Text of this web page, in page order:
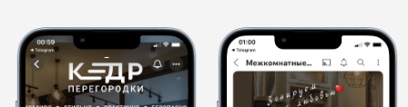
Москва, ул. Горбунова, 2с28
Telegram Max
Адрес: